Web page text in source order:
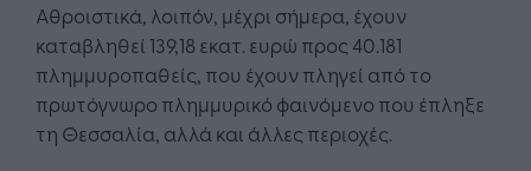
Αθροιστικά, λοιπόν, μέχρι σήμερα, έχουν
καταβληθεί 139,18 εκατ. ευρώ προς 40.181
πλημμυροπαθείς, που έχουν πληγεί από το
πρωτόγνωρο πλημμυρικό φαινόμενο που έπληξε
τη Θεσσαλία, αλλά και άλλες περιοχές.